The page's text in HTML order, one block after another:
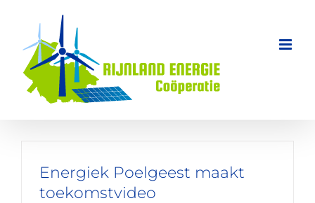
inhoud
Energiek Poelgeest maakt
toekomstvideo